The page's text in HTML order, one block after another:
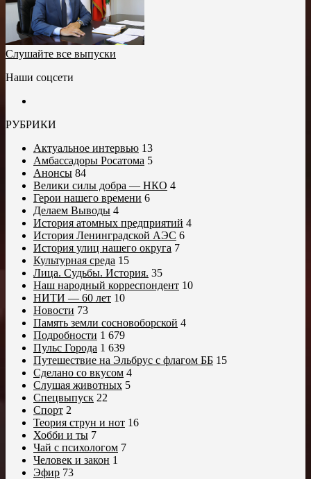
Слушайте все выпуски
Наши соцсети
РУБРИКИ
Актуальное интервью 13
Амбассадоры Росатома 5
Анонсы 84
Велики силы добра — НКО 4
Герои нашего времени 6
Делаем Выводы 4
История атомных предприятий 4
История Ленинградской АЭС 6
История улиц нашего округа 7
Культурная среда 15
Лица. Судьбы. История. 35
Наш народный корреспондент 10
НИТИ — 60 лет 10
Новости 73
Память земли сосновоборской 4
Подробности 1 679
Пульс Города 1 639
Путешествие на Эльбрус с флагом ББ 15
Сделано со вкусом 4
Слушая животных 5
Спецвыпуск 22
Спорт 2
Теория струн и нот 16
Хобби и ты 7
Чай с психологом 7
Человек и закон 1
Эфир 73